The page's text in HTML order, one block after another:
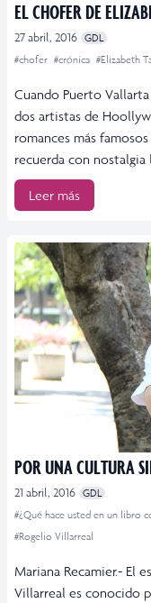
EL CHOFER DE
27 abril, 2016 GDL
#chofer #crónica #Elizabeth
Cuando Puerto
dos artistas de
romances más
recuerda con nostalgia
Leer más
POR UNA CULTURA
21 abril, 2016 GDL
#¿Qué hace usted en un libro
#Rogelio Villarreal
Mariana Recamier.- El
Villarreal es conocido